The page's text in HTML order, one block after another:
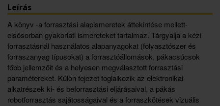
Leírás
A könyv -a forrasztási alapismeretek áttekintése mellett-
elsősorban gyakorlati ismereteket tartalmaz. Tárgyalja a kézi
forrasztásnál használatos alapanyagokat (folyasztószer és
forraszanyag típusokat) a forrasztóállomások, pákacsúcsok
főbb jellemzőit és a helyesen megválasztott forrasztási
paramétereket. Külön fejezet foglalkozik az elektronikai
alkatrészek ki- és beforrasztási eljárásaival, a pákás
robotforrasztás sajátosságaival és a forraszkötések vizuális